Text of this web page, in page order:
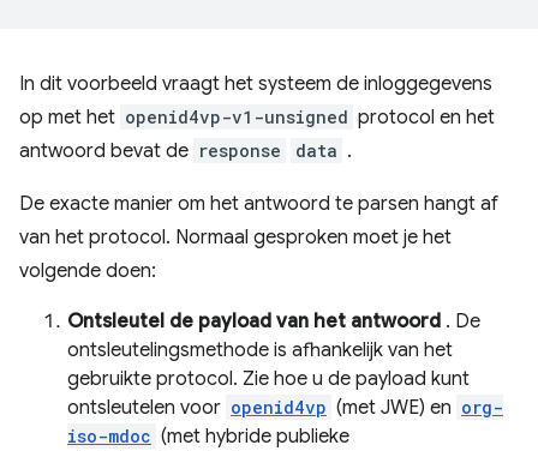
In dit voorbeeld vraagt ​​het systeem de inloggegevens
op met het openid4vp-v1-unsigned protocol en het
antwoord bevat de response data .
De exacte manier om het antwoord te parsen hangt af
van het protocol. Normaal gesproken moet je het
volgende doen:
Ontsleutel de payload van het antwoord . De
ontsleutelingsmethode is afhankelijk van het
gebruikte protocol. Zie hoe u de payload kunt
ontsleutelen voor openid4vp (met JWE) en org-
iso-mdoc (met hybride publieke